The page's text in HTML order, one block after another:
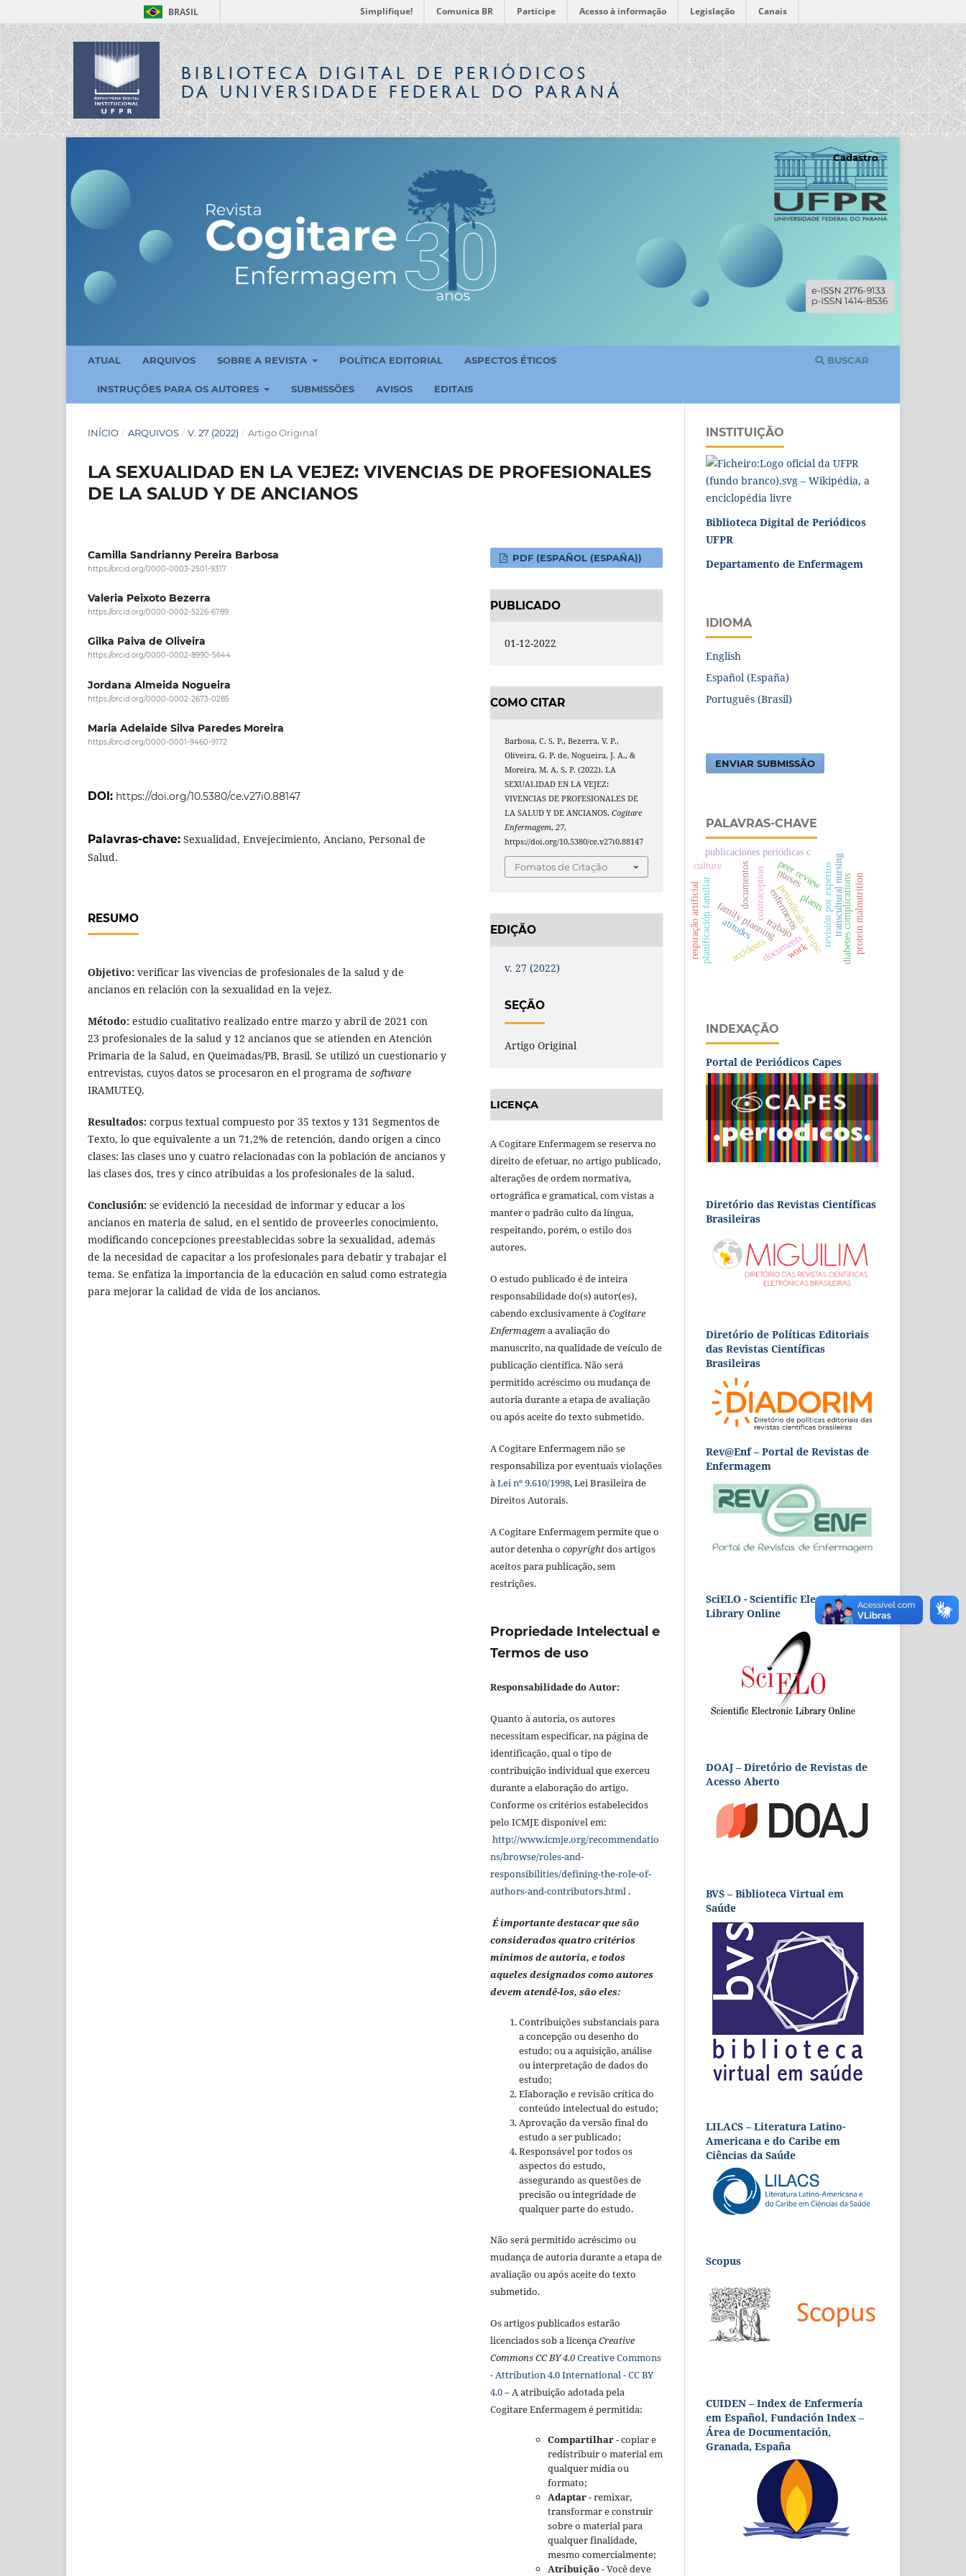
BRASIL Simplifique! Comunica BR Participe Acesso à informação Legislação Canais
BIBLIOTECA DIGITALDE PERIÓDICOS
DA UNIVERSIDADE FEDERAL DO PARANÁ
ATUAL ARQUIVOS SOBRE A REVISTA POLÍTICA EDITORIAL ASPECTOS ÉTICOS
INSTRUÇÕES PARA OS AUTORES SUBMISSÕES AVISOS EDITAIS
BUSCAR
Cadastro
INÍCIO / ARQUIVOS / V. 27 (2022) / Artigo Original
LA SEXUALIDAD EN LA VEJEZ: VIVENCIAS DE PROFESIONALES
DE LA SALUD Y DE ANCIANOS
Camilla Sandrianny Pereira Barbosa
https://orcid.org/0000-0003-2501-9317
Valeria Peixoto Bezerra
https://orcid.org/0000-0002-5226-6789
Gilka Paiva de Oliveira
https://orcid.org/0000-0002-8990-5644
Jordana Almeida Nogueira
https://orcid.org/0000-0002-2673-0285
Maria Adelaide Silva Paredes Moreira
https://orcid.org/0000-0001-9460-9172
DOI: https://doi.org/10.5380/ce.v27i0.88147
Palavras-chave: Sexualidad, Envejecimiento, Anciano, Personal de
Salud.
RESUMO
Objetivo: verificar las vivencias de profesionales de la salud y de
ancianos en relación con la sexualidad en la vejez.
Método: estudio cualitativo realizado entre marzo y abril de 2021 con
23 profesionales de la salud y 12 ancianos que se atienden en Atención
Primaria de la Salud, en Queimadas/PB, Brasil. Se utilizó un cuestionario y
entrevistas, cuyos datos se procesaron en el programa de software
IRAMUTEQ.
Resultados: corpus textual compuesto por 35 textos y 131 Segmentos de
Texto, lo que equivalente a un 71,2% de retención, dando origen a cinco
clases: las clases uno y cuatro relacionadas con la población de ancianos y
las clases dos, tres y cinco atribuidas a los profesionales de la salud.
Conclusión: se evidenció la necesidad de informar y educar a los
ancianos en materia de salud, en el sentido de proveerles conocimiento,
modificando concepciones preestablecidas sobre la sexualidad, además
de la necesidad de capacitar a los profesionales para debatir y trabajar el
tema. Se enfatiza la importancia de la educación en salud como estrategia
para mejorar la calidad de vida de los ancianos.
PDF (ESPAÑOL (ESPAÑA))
PUBLICADO
01-12-2022
COMO CITAR
Barbosa, C. S. P., Bezerra, V. P.,
Oliveira, G. P. de, Nogueira, J. A., &
Moreira, M. A. S. P. (2022). LA
SEXUALIDAD EN LA VEJEZ:
VIVENCIAS DE PROFESIONALES DE
LA SALUD Y DE ANCIANOS.Cogitare
Enfermagem,27.
https://doi.org/10.5380/ce.v27i0.88147
Fomatos de Citação
EDIÇÃO
v. 27 (2022)
SEÇÃO
Artigo Original
LICENÇA
A Cogitare Enfermagem se reserva no
direito de efetuar, no artigo publicado,
alterações de ordem normativa,
ortográfica e gramatical, com vistas a
manter o padrão culto da língua,
respeitando, porém, o estilo dos
autores.
O estudo publicado é de inteira
responsabilidade do(s) autor(es),
cabendo exclusivamente àCogitare
Enfermagema avaliação do
manuscrito, na qualidade de veículo de
publicação científica. Não será
permitido acréscimo ou mudança de
autoria durante a etapa de avaliação
ou após aceite do texto submetido.
A Cogitare Enfermagem não se
responsabiliza por eventuais violações
àLei nº 9.610/1998, Lei Brasileira de
Direitos Autorais.
A Cogitare Enfermagem permite que o
autor detenha o copyrightdos artigos
aceitos para publicação, sem
restrições.
Propriedade Intelectual e
Termos de uso
Responsabilidade do Autor:
Quanto à autoria, os autores
necessitam especificar, na página de
identificação, qual o tipo de
contribuição individual que exerceu
durante a elaboração do artigo.
Conforme os critérios estabelecidos
pelo ICMJE disponível em:
http://www.icmje.org/recommendatio
ns/browse/roles-and-
responsibilities/defining-the-role-of-
authors-and-contributors.html .
É importante destacar que são
considerados quatro critérios
mínimos de autoria, e todos
aqueles designados como autores
devem atendê-los, são eles:
Contribuições substanciais para
a concepção ou desenho do
estudo; ou a aquisição, análise
ou interpretação de dados do
estudo;
Elaboração e revisão crítica do
conteúdo intelectual do estudo;
Aprovação da versão final do
estudo a ser publicado;
Responsável por todos os
aspectos do estudo,
assegurando as questões de
precisão ou integridade de
qualquer parte do estudo.
Não será permitido acréscimo ou
mudança de autoria durante a etapa de
avaliação ou após aceite do texto
submetido.
Os artigos publicados estarão
licenciados sob a licença Creative
Commons CC BY 4.0Creative Commons
- Attribution 4.0 International - CC BY
4.0– A atribuição adotada pela
Cogitare Enfermagem é permitida:
Compartilhar- copiar e
redistribuir o material em
qualquer mídia ou
formato;
Adaptar- remixar,
transformar e construir
sobre o material para
qualquer finalidade,
mesmo comercialmente;
Atribuição- Você deve
INSTITUIÇÃO
Biblioteca Digital de Periódicos
UFPR
Departamento de Enfermagem
IDIOMA
English
Español (España)
Português (Brasil)
ENVIAR SUBMISSÃO
PALAVRAS-CHAVE
documentos periodicals as topicrevisión por expertos
publicaciones periódicas c
transcultural nursing
family planning
contraception
planificación familiar
peer review
documents
nurses
enfermeros
accidents diabetes complications
atitudes
culture
plants
respiração artificial protein malnutrition
work
trabajo
INDEXAÇÃO
Portal de Periódicos Capes
Diretório das Revistas Científicas
Brasileiras
Diretório de Políticas Editoriais
das Revistas Científicas
Brasileiras
Rev@Enf – Portal de Revistas de
Enfermagem
SciELO - Scientific Electronic
Library Online
DOAJ – Diretório de Revistas de
Acesso Aberto
BVS – Biblioteca Virtual em
Saúde
LILACS – Literatura Latino-
Americana e do Caribe em
Ciências da Saúde
Scopus
CUIDEN – Index de Enfermería
em Español, Fundación Index –
Área de Documentación,
Granada, España